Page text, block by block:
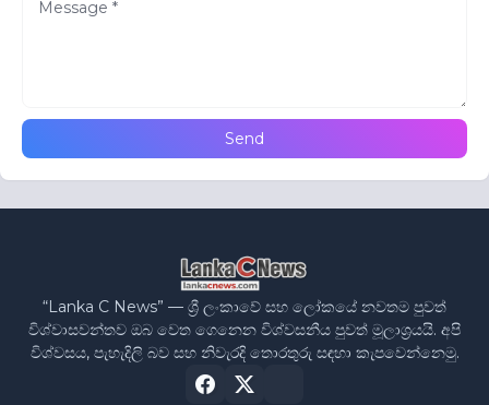
“Lanka C News” — ශ්‍රී ලංකාවේ සහ ලෝකයේ නවතම පුවත්
විශ්වාසවන්තව ඔබ වෙත ගෙනෙන විශ්වසනීය පුවත් මූලාශ්‍රයයි. අපි
විශ්වසය, පැහැදිලි බව සහ නිවැරදි තොරතුරු සඳහා කැපවෙන්නෙමු.